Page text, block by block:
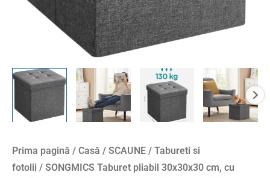
Prima pagină / Casă / SCAUNE / Tabureti si
fotolii / SONGMICS Taburet pliabil 30x30x30 cm, cu
tapitat,
in,